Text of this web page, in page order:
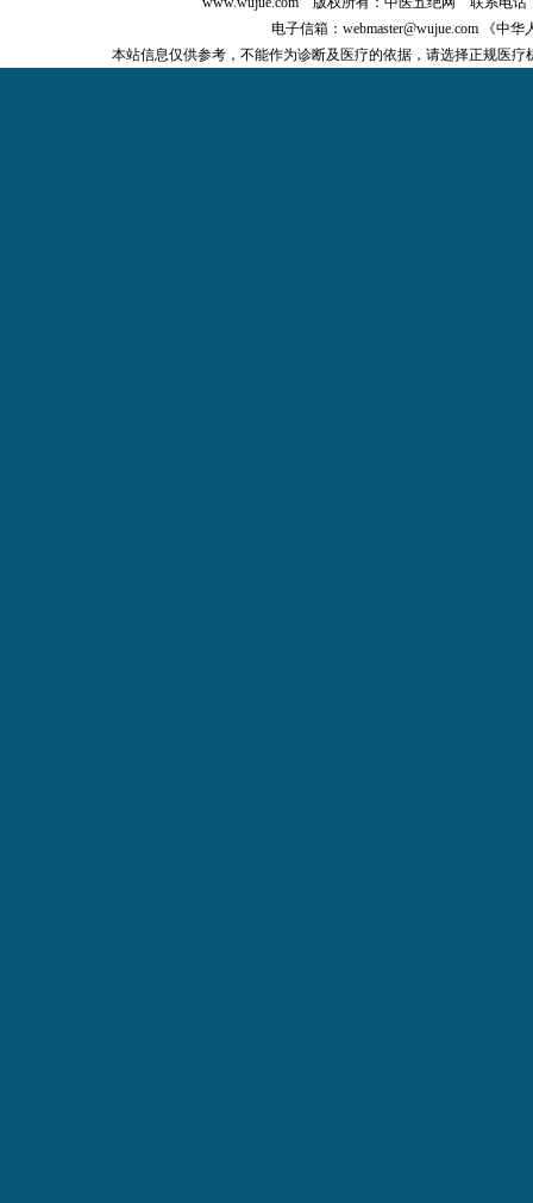
电子信箱： webmaster@wujue.com 《中华
本站信息仅供参考，不能作为诊断及医疗的依据，请选择正规医